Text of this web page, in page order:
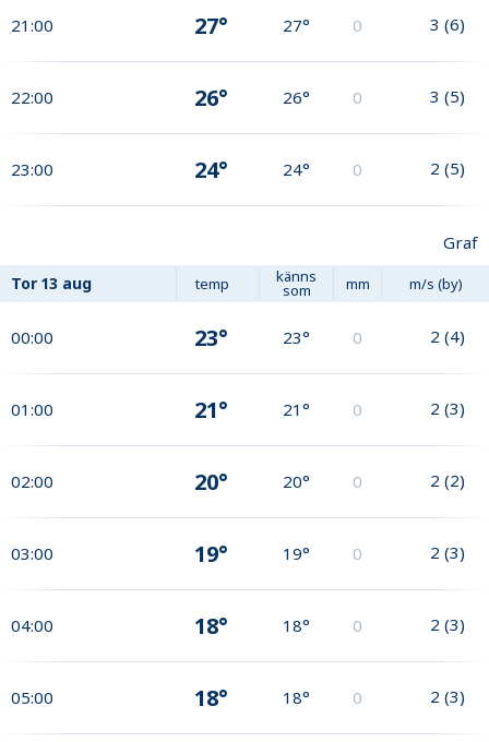
21:00 27° 27° 0 3 (6)
22:00 26° 26° 0 3 (5)
23:00 24° 24° 0 2 (5)
Graf
Tor 13 aug temp känns
som mm m/s (by)
00:00 23° 23° 0 2 (4)
01:00 21° 21° 0 2 (3)
02:00 20° 20° 0 2 (2)
03:00 19° 19° 0 2 (3)
04:00 18° 18° 0 2 (3)
05:00 18° 18° 0 2 (3)